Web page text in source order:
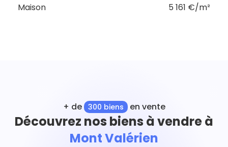
Maison
5 161 €/m²
+ de 300 biens en vente
Découvrez nos biens à vendre à
Mont Valérien